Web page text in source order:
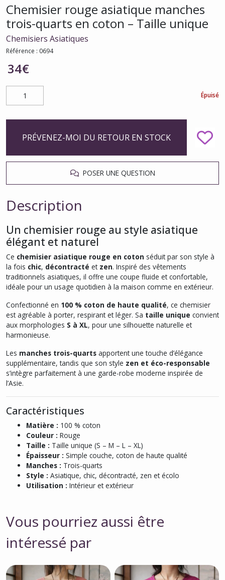
Chemisier rouge asiatique manches
trois-quarts en coton – Taille unique
Chemisiers Asiatiques
Référence : 0694
34€
Épuisé
PRÉVENEZ-MOI DU RETOUR EN STOCK
POSER UNE QUESTION
Description
Un chemisier rouge au style asiatique
élégant et naturel
Ce chemisier asiatique rouge en coton séduit par son style à
la fois chic, décontracté et zen. Inspiré des vêtements
traditionnels asiatiques, il offre une coupe fluide et confortable,
idéale pour un usage quotidien à la maison comme en extérieur.
Confectionné en 100 % coton de haute qualité, ce chemisier
est agréable à porter, respirant et léger. Sa taille unique convient
aux morphologies S à XL, pour une silhouette naturelle et
harmonieuse.
Les manches trois-quarts apportent une touche d’élégance
supplémentaire, tandis que son style zen et éco-responsable
s’intègre parfaitement à une garde-robe moderne inspirée de
l’Asie.
Caractéristiques
Matière : 100 % coton
Couleur : Rouge
Taille : Taille unique (S – M – L – XL)
Épaisseur : Simple couche, coton de haute qualité
Manches : Trois-quarts
Style : Asiatique, chic, décontracté, zen et écolo
Utilisation : Intérieur et extérieur
Vous pourriez aussi être
intéressé par